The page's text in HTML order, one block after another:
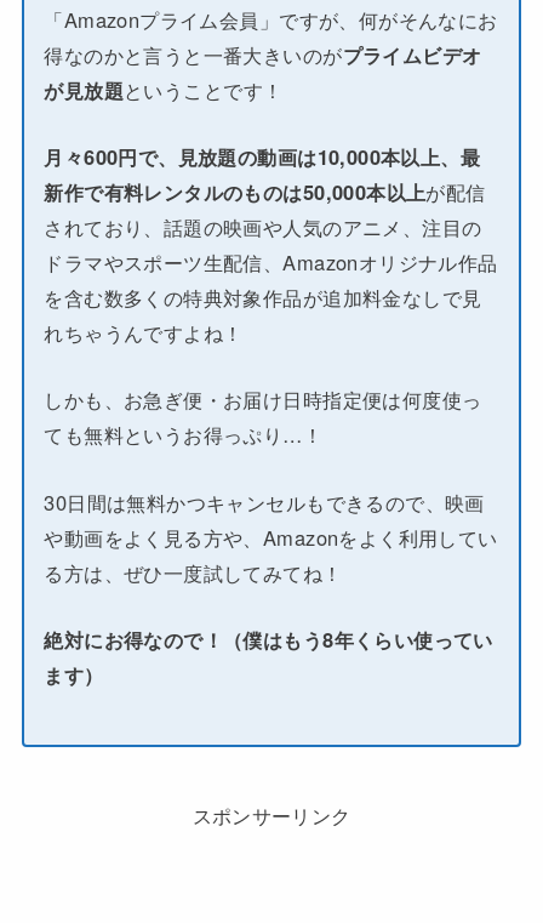
「Amazonプライム会員」ですが、何がそんなにお
得なのかと言うと一番大きいのがプライムビデオ
が見放題ということです！
月々600円で、見放題の動画は10,000本以上、最
新作で有料レンタルのものは50,000本以上が配信
されており、話題の映画や人気のアニメ、注目の
ドラマやスポーツ生配信、Amazonオリジナル作品
を含む数多くの特典対象作品が追加料金なしで見
れちゃうんですよね！
しかも、お急ぎ便・お届け日時指定便は何度使っ
ても無料というお得っぷり…！
30日間は無料かつキャンセルもできるので、映画
や動画をよく見る方や、Amazonをよく利用してい
る方は、ぜひ一度試してみてね！
絶対にお得なので！（僕はもう8年くらい使ってい
ます）
スポンサーリンク